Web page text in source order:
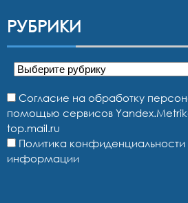
РУБРИКИ
Рубрики
Согласие на обработку
помощью сервисов
top.mail.ru
Политика конфиденциальности
информации